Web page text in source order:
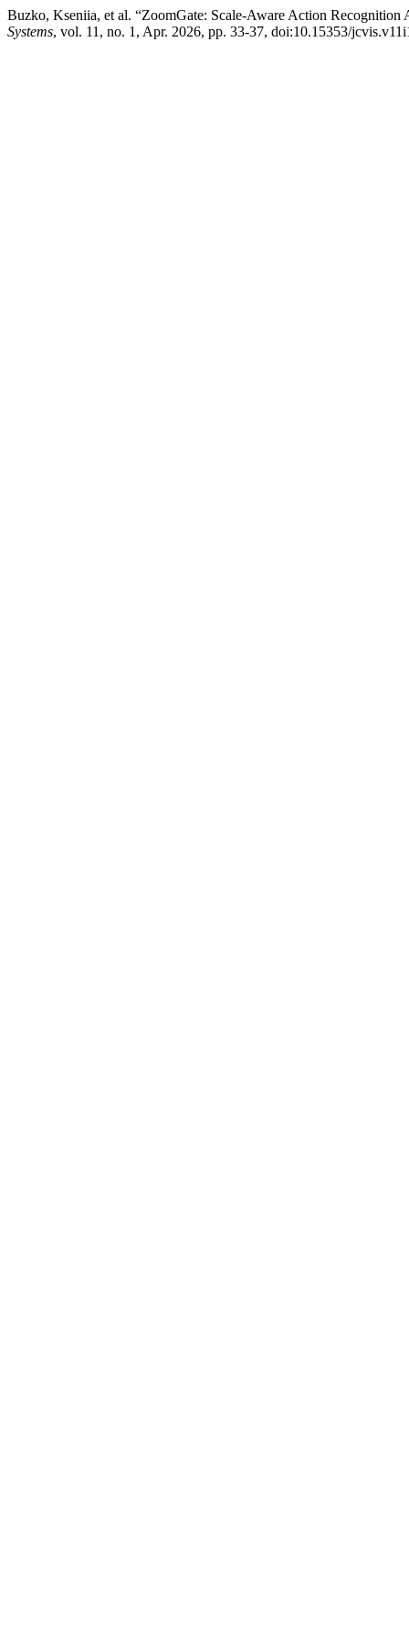
Buzko, Kseniia, et al. “ZoomGate: Scale-Aware Action
Systems, vol. 11, no. 1, Apr. 2026, pp. 33-37, doi:10.15353/